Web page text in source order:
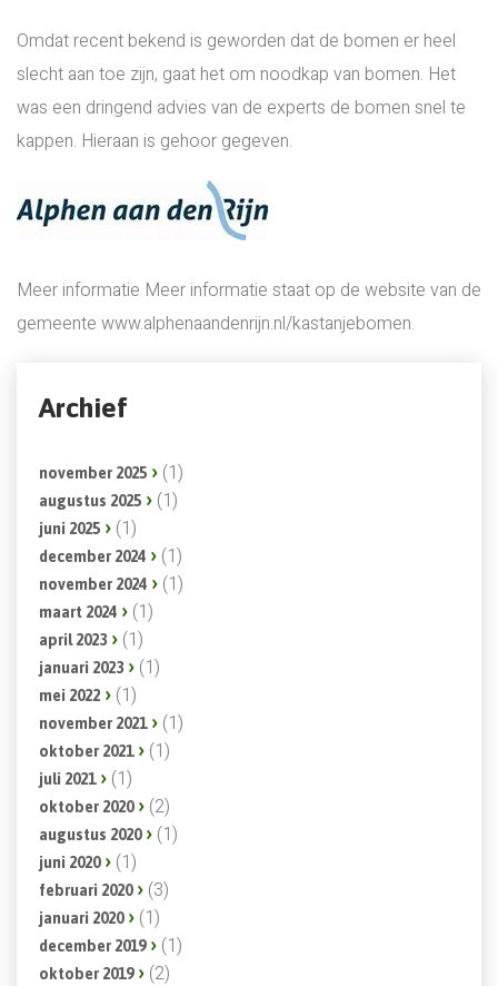
Omdat recent bekend is geworden dat de bomen er heel
slecht aan toe zijn, gaat het om noodkap van bomen. Het
was een dringend advies van de experts de bomen snel te
kappen. Hieraan is gehoor gegeven.
Meer informatie Meer informatie staat op de website van de
gemeente www.alphenaandenrijn.nl/kastanjebomen.
Archief
november 2025 (1)
augustus 2025 (1)
juni 2025 (1)
december 2024 (1)
november 2024 (1)
maart 2024 (1)
april 2023 (1)
januari 2023 (1)
mei 2022 (1)
november 2021 (1)
oktober 2021 (1)
juli 2021 (1)
oktober 2020 (2)
augustus 2020 (1)
juni 2020 (1)
februari 2020 (3)
januari 2020 (1)
december 2019 (1)
oktober 2019 (2)